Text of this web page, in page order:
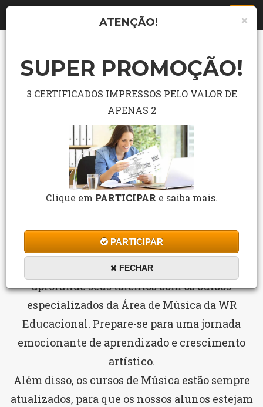
CURSOS DE MÚSICA
PORQUE FAZER UM CURSO DE
MÚSICA?
Harmonize seu futuro com os cursos de
Música da WR Educacional!
Descubra o poder da expressão musical e
aprofunde seus talentos com os cursos
especializados da Área de Música da WR
Educacional. Prepare-se para uma jornada
emocionante de aprendizado e crescimento
artístico.
Além disso, os cursos de Música estão sempre
atualizados, para que os nossos alunos estejam
×
ATENÇÃO!
SUPER PROMOÇÃO!
3 CERTIFICADOS IMPRESSOS PELO VALOR DE
APENAS 2
Clique em PARTICIPAR e saiba mais.
PARTICIPAR
FECHAR